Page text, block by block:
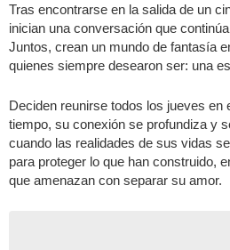
Tras encontrarse en la salida de un
inician una conversación que
Juntos, crean un mundo de fantasía
quienes siempre desearon ser: una
Deciden reunirse todos los jueves en
tiempo, su conexión se profundiza y
cuando las realidades de sus vidas
para proteger lo que han construido,
que amenazan con separar su amor.